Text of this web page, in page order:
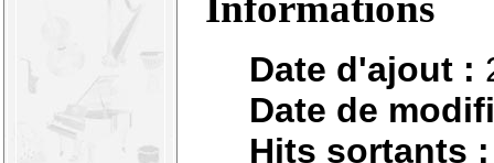
Date d'ajout :
Date de
Hits sortants :